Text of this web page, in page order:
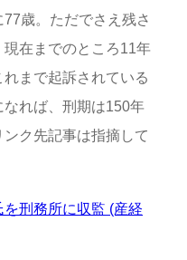
歳。ただでさえ残さ
在までのところ11年
まで起訴されている
れば、刑期は150年
ク先記事は指摘して
刑務所に収監 (産経